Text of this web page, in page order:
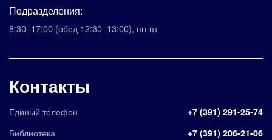
Подразделения:
8:30–17:00 (обед 12:30–13:00), пн-пт
Контакты
Единый телефон +7 (391) 291-25-74
Библиотека +7 (391) 206-21-06